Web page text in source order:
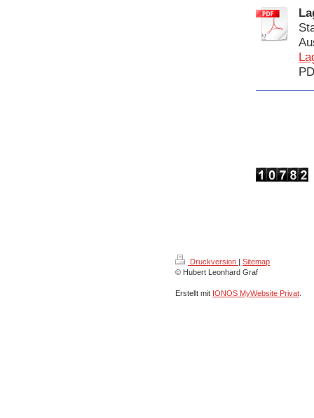
Druckversion | Sitemap
© Hubert Leonhard Graf
Erstellt mit IONOS MyWebsite Privat